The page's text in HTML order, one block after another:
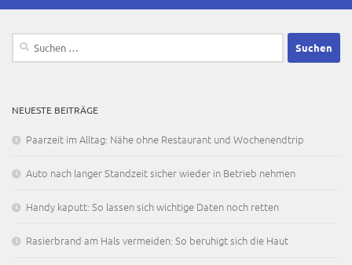
Suchen
nach:
NEUESTE BEITRÄGE
Paarzeit im Alltag: Nähe ohne Restaurant und Wochenendtrip
Auto nach langer Standzeit sicher wieder in Betrieb nehmen
Handy kaputt: So lassen sich wichtige Daten noch retten
Rasierbrand am Hals vermeiden: So beruhigt sich die Haut